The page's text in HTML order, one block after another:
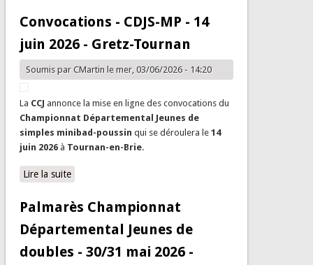
Convocations - CDJS-MP - 14
juin 2026 - Gretz-Tournan
Soumis par CMartinle mer, 03/06/2026 - 14:20
La CCJ annonce la mise en ligne des convocations du
Championnat Départemental Jeunes de
simples minibad-poussin qui se déroulera le 14
juin 2026 à Tournan-en-Brie.
Lire la suitede Convocations - CDJS-MP - 14 juin 2026 - Gretz-
Palmarès Championnat
Départemental Jeunes de
doubles - 30/31 mai 2026 -